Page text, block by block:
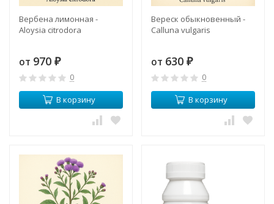
Вербена лимонная -
Aloysia citrodora
от 970 ₽
0
В корзину
Вереск обыкновенный -
Calluna vulgaris
от 630 ₽
0
В корзину